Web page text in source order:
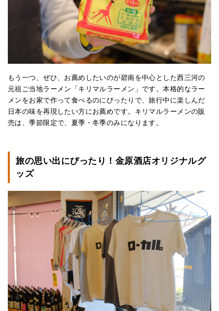
もう一つ、ぜひ、お薦めしたいのが碧南を中心とした西三河の
元祖ご当地ラーメン「キリマルラーメン」です。本格的なラー
メンをお家で作って食べるのにぴったりで、旅行中に楽しんだ
日本の味を再現したい方にお薦めです。キリマルラーメンの販
売は、季節限定で、夏季・冬季のみになります。
旅の思い出にぴったり！金原酒店オリジナルグ
ッズ